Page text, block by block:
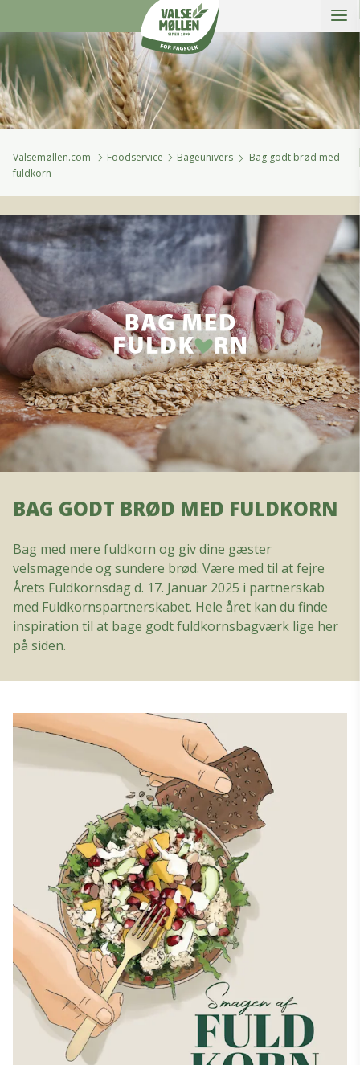
Valsemøllen A/S
Valsemøllen.com Foodservice Bageunivers
Bag godt brød med
fuldkorn
BAG GODT BRØD MED FULDKORN
Bag med mere fuldkorn og giv dine gæster
velsmagende og sundere brød. Være med til at fejre
Årets Fuldkornsdag d. 17. Januar 2025 i partnerskab
med Fuldkornspartnerskabet. Hele året kan du finde
inspiration til at bage godt fuldkornsbagværk lige her
på siden.